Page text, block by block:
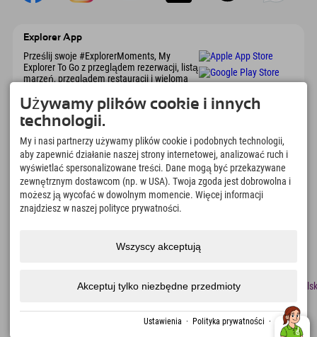
Explorer App
Prześlij swoje #ExplorerMoments, My
Explorer To Go z przeglądem rezerwacji, listą
marzeń, przeglądem restauracji i wieloma
Czas na chwile odkrywcy
166
Jeziora górskie i baseny
rekreacyjne
4.634km
Stoki do jazdy na nartach i
snowboardzie
8.991km
Szlaki do pieszych
97%
Dostępność naciskać Certyfikaty
rozwoju
Używamy plików cookie i innych
technologii.
My i nasi partnerzy używamy plików cookie i podobnych technologii,
aby zapewnić działanie naszej strony internetowej, analizować ruch i
wyświetlać spersonalizowane treści. Dane mogą być przekazywane
zewnętrznym dostawcom (np. w USA). Twoja zgoda jest dobrowolna i
możesz ją wycofać w dowolnym momencie. Więcej informacji
znajdziesz w naszej polityce prywatności.
Wszyscy akceptują
Akceptuj tylko niezbędne przedmioty
Ustawienia · Polityka prywatności · odcisk